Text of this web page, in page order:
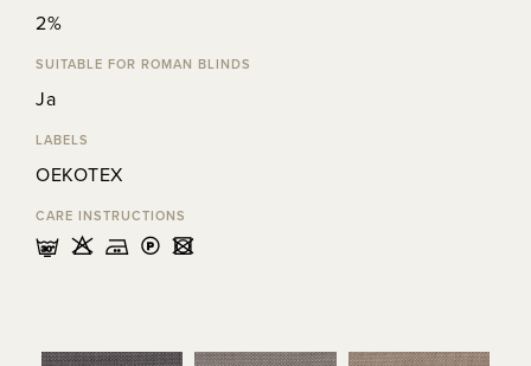
2%
SUITABLE FOR ROMAN BLINDS
Ja
LABELS
OEKOTEX
CARE INSTRUCTIONS
mHELU